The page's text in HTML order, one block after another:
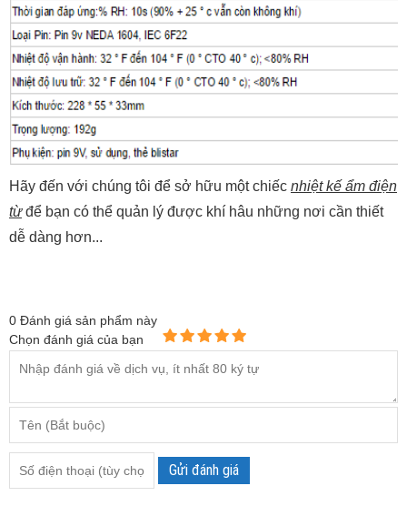
Hãy đến với chúng tôi để sở hữu một chiếc nhiệt kế ẩm điện
từđể bạn có thể quản lý được khí hâu những nơi cần thiết
dễ dàng hơn...
0 Đánh giá sản phẩm này
Chọn đánh giá của bạn
Gửi đánh giá